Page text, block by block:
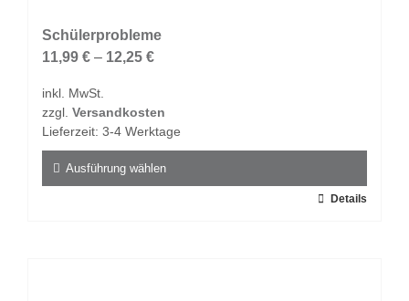
auf.
Die
können
auf
Produktseite
gewählt
Schülerprobleme
11,99 € – 12,25 €
inkl. MwSt.
zzgl. Versandkosten
Lieferzeit: 3-4 Werktage
Ausführung wählen
Details